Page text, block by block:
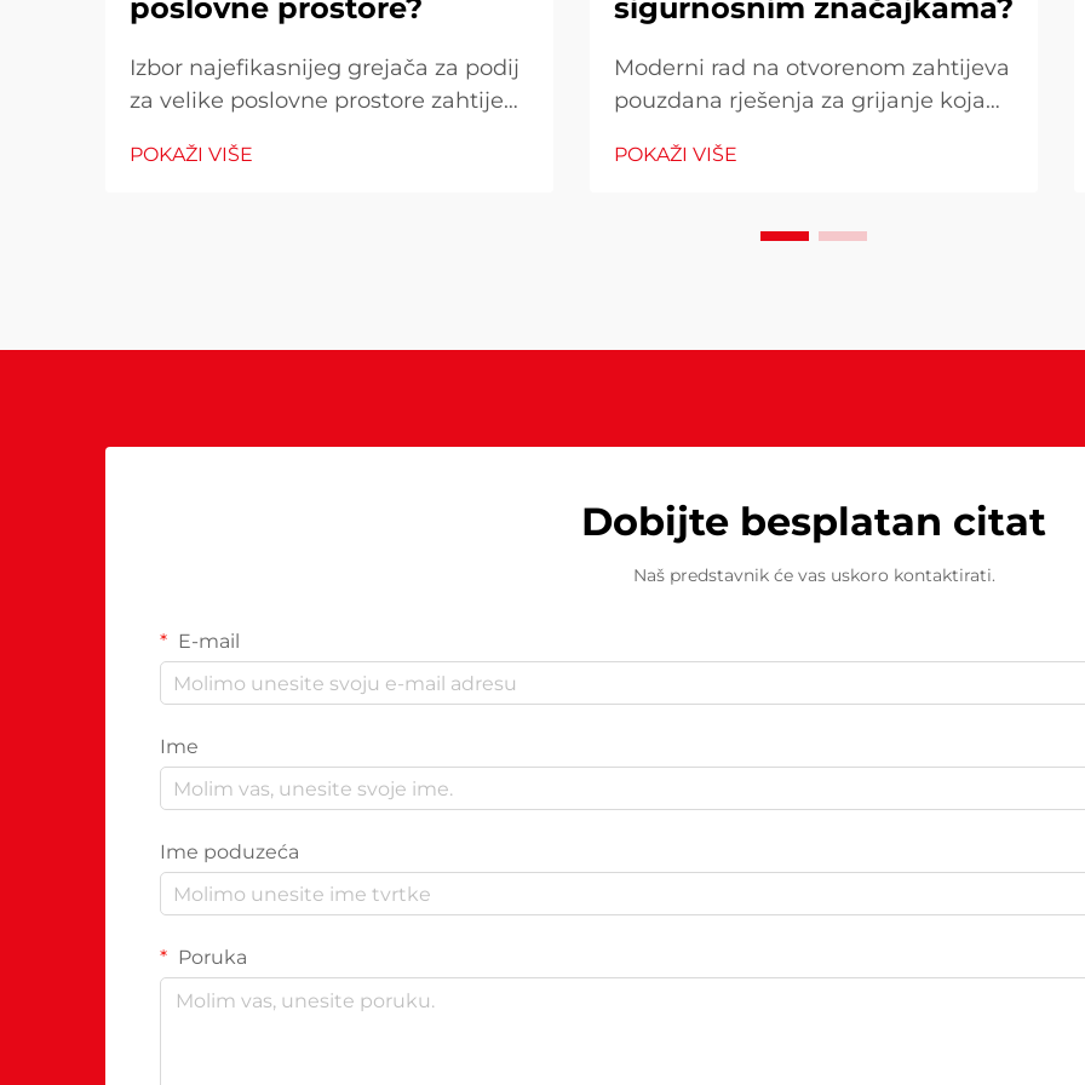
poslovne prostore?
Izbor najefikasnijeg grejača za podij
za velike poslovne prostore zahtijeva
koji izravno utječu na operativne
POKAŽI VIŠE
sigurnosnim značajkama?
Moderni rad na otvorenom zahtijeva
pouzdana rješenja za grijanje koja
beskompromisne sigurnosne
vanjski prostor, razumijevanje zašto
POKAŽI VIŠE
Dobijte besplatan citat
Naš predstavnik će vas uskoro kontaktirati.
E-mail
Ime
Ime poduzeća
Poruka